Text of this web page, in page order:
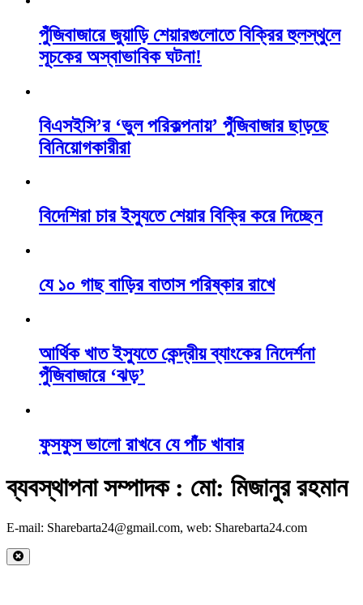
পুঁজিবাজারে জুয়াড়ি শেয়ারগুলোতে বিক্রির হুলস্থুলে
সূচকের অস্বাভাবিক ঘটনা!
বিএসইসি’র ‘ভুল পরিকল্পনায়’ পুঁজিবাজার ছাড়ছে
বিনিয়োগকারীরা
বিদেশিরা চার ইস্যুতে শেয়ার বিক্রি করে দিচ্ছেন
যে ১০ গাছ বাড়ির বাতাস পরিষ্কার রাখে
আর্থিক খাত ইস্যুতে কেন্দ্রীয় ব্যাংকের নিদের্শনা
পুঁজিবাজারে ‘ঝড়’
ফুসফুস ভালো রাখবে যে পাঁচ খাবার
ব্যবস্থাপনা সম্পাদক : মো: মিজানুর রহমান
E-mail: Sharebarta24@gmail.com, web: Sharebarta24.com